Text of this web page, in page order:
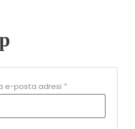
e-posta adresi *
r